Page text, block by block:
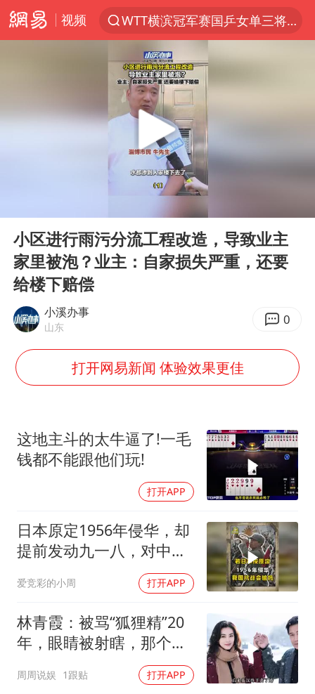
视频
WTT横滨冠军赛国乒女单三将晋级四强
光影经济撬动暑期消费新蓝海
全民健身事业高质量发展
台当局重金为“台独”织“皇帝新衣”
几元成本的AI广告导致千万市值蒸发
茅台部分直营店飞天茅台提价
白海豚将正面袭击贯穿浙江
酒店花洒现排泄物住客索赔遭拒
乐享全民健身 共筑健康中国
Play
小区进行雨污分流工程改造，导致业主
家里被泡？业主：自家损失严重，还要
给楼下赔偿
小溪办事
山东 0
打开网易新闻 体验效果更佳
这地主斗的太牛逼了!一毛
钱都不能跟他们玩!
打开APP
日本原定1956年侵华，却
提前发动九一八，对中国
爱竞彩的小周 打开APP
林青霞：被骂“狐狸精”20
年，眼睛被射瞎，那个男
人只问了一句“谁来出机票
钱？”
周周说娱 1跟贴 打开APP